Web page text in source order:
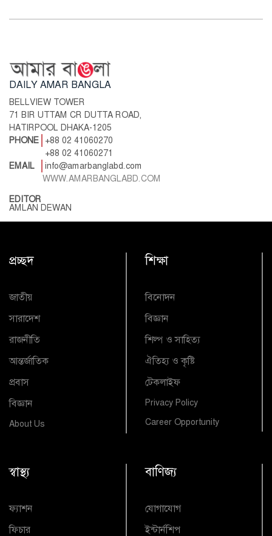
DAILY AMAR BANGLA
BELLVIEW TOWER
71 BIR UTTAM CR DUTTA ROAD,
HATIRPOOL DHAKA-1205
PHONE
+88 02 41060270
+88 02 41060271
EMAIL
info@amarbanglabd.com
WWW.AMARBANGLABD.COM
EDITOR
AMLAN DEWAN
প্রচ্ছদ
জাতীয়
সারাদেশ
রাজনীতি
আন্তর্জাতিক
প্রবাস
বিজ্ঞান
About Us
শিক্ষা
বিনোদন
বিজ্ঞান
শিল্প ও সাহিত্য
ঐতিহ্য ও কৃষ্টি
টেকলাইফ
Privacy Policy
Career Opportunity
স্বাস্থ্য
ফ্যাশন
ফিচার
বাণিজ্য
যোগাযোগ
ইন্টার্নশিপ